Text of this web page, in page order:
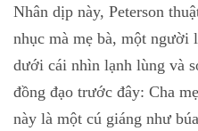
Nhân dịp này, Peterson
nhục mà mẹ bà, một người
dưới cái nhìn lạnh lùng và
đồng đạo trước đây: Cha
này là một cú giáng như